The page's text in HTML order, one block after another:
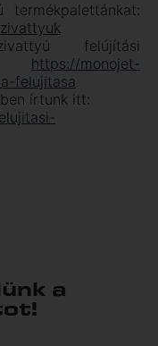
felújítási
https://monojet-
felujitasa
írtunk itt:
a